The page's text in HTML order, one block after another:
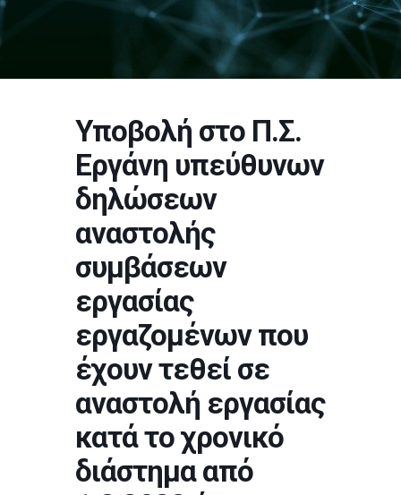
Υποβολή στο Π.Σ.
Εργάνη υπεύθυνων
δηλώσεων
αναστολής
συμβάσεων
εργασίας
εργαζομένων που
έχουν τεθεί σε
αναστολή εργασίας
κατά το χρονικό
διάστημα από